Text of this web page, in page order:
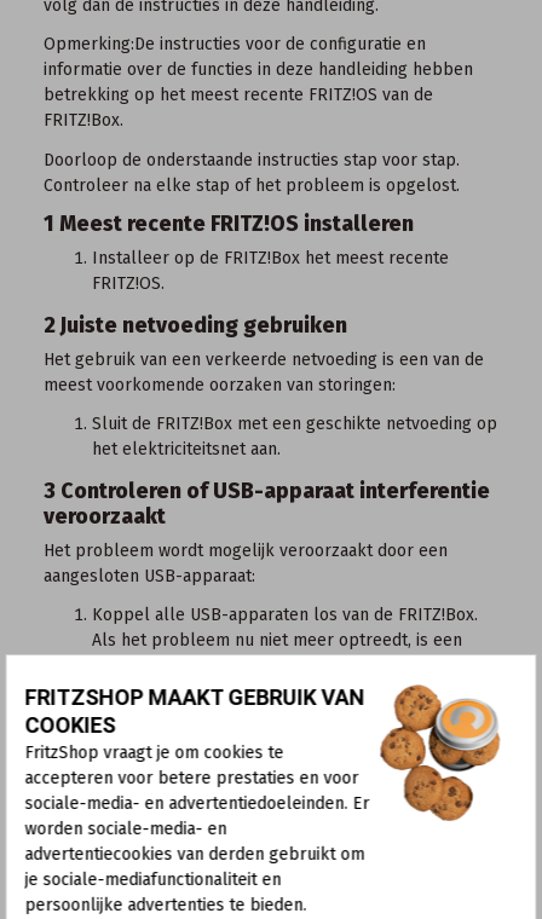
volg dan de instructies in deze handleiding.
Opmerking:De instructies voor de configuratie en
informatie over de functies in deze handleiding hebben
betrekking op het meest recente FRITZ!OS van de
FRITZ!Box.
Doorloop de onderstaande instructies stap voor stap.
Controleer na elke stap of het probleem is opgelost.
1 Meest recente FRITZ!OS installeren
Installeer op de FRITZ!Box het meest recente
FRITZ!OS.
2 Juiste netvoeding gebruiken
Het gebruik van een verkeerde netvoeding is een van de
meest voorkomende oorzaken van storingen:
Sluit de FRITZ!Box met een geschikte netvoeding op
het elektriciteitsnet aan.
3 Controleren of USB-apparaat interferentie
veroorzaakt
Het probleem wordt mogelijk veroorzaakt door een
aangesloten USB-apparaat:
Koppel alle USB-apparaten los van de FRITZ!Box.
Als het probleem nu niet meer optreedt, is een
apparaat heeft een te hoog stroomverbruik.
Sluit de USB-apparaten één voor één weer aan op
de FRITZ!Box om erachter te komen welk apparaat
het probleem veroorzaakt.
Sluit het apparaat dat de interferentie veroorzaakt
bij wijze van test via een USB-hub met eigen
voeding (actieve USB-hub) aan op de FRITZ!Box.
Als het probleem ook optreedt als je een actieve
hub gebruikt, vervang dan dit USB-apparaat.
FRITZSHOP MAAKT GEBRUIK VAN
COOKIES
FritzShop vraagt je om cookies te
accepteren voor betere prestaties en voor
sociale-media- en advertentiedoeleinden. Er
worden sociale-media- en
advertentiecookies van derden gebruikt om
je sociale-mediafunctionaliteit en
persoonlijke advertenties te bieden.